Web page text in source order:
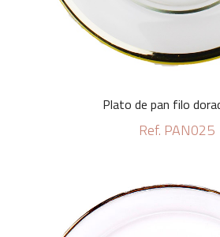
Plato de pan filo
Ref. PAN025